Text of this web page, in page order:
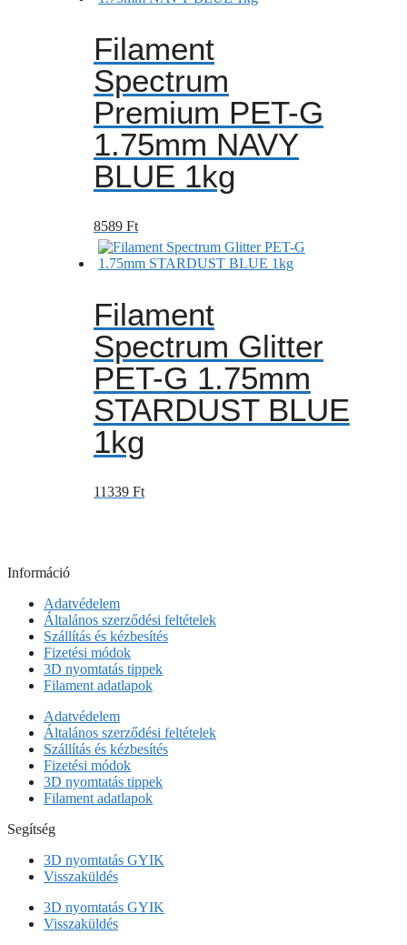
Filament
Spectrum
Premium PET-G
1.75mm NAVY
BLUE 1kg
8589 Ft
Filament
Spectrum Glitter
PET-G 1.75mm
STARDUST BLUE
1kg
11339 Ft
Információ
Adatvédelem
Általános szerződési feltételek
Szállítás és kézbesítés
Fizetési módok
3D nyomtatás tippek
Filament adatlapok
Adatvédelem
Általános szerződési feltételek
Szállítás és kézbesítés
Fizetési módok
3D nyomtatás tippek
Filament adatlapok
Segítség
3D nyomtatás GYIK
Visszaküldés
3D nyomtatás GYIK
Visszaküldés